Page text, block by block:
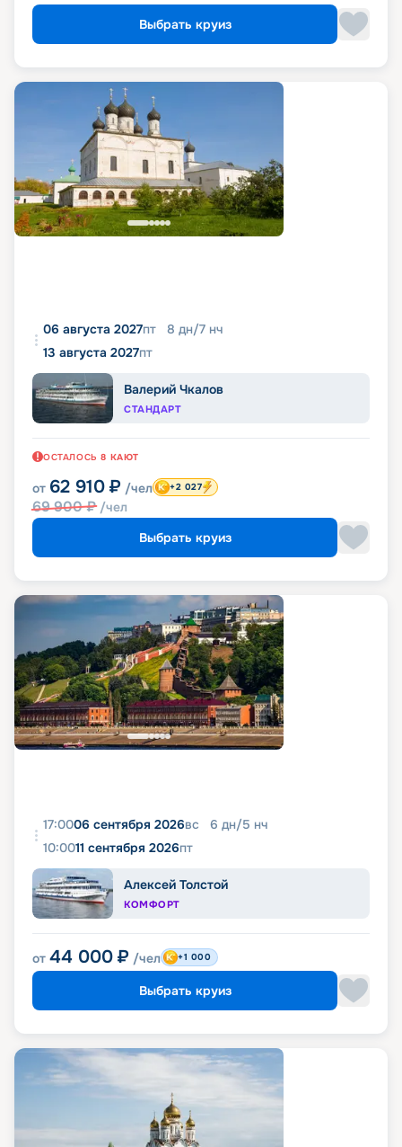
Выбрать круиз
06 августа 2027пт 8 дн/7 нч
13 августа 2027пт
Валерий Чкалов
СТАНДАРТ
ОСТАЛОСЬ 8 КАЮТ
от 62 910 ₽ /чел
69 900₽ /чел
+2 027
Выбрать круиз
17:0006 сентября 2026вс 6 дн/5 нч
10:0011 сентября 2026пт
Алексей Толстой
КОМФОРТ
от 44 000 ₽ /чел +1 000
Выбрать круиз